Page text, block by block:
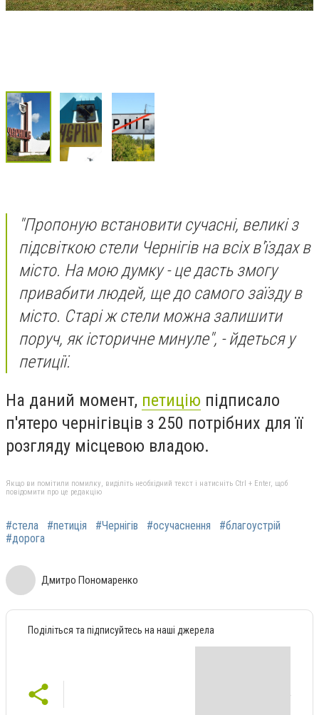
"Пропоную встановити сучасні, великі з
підсвіткою стели Чернігів на всіх в'їздах в
місто. На мою думку - це дасть змогу
привабити людей, ще до самого заїзду в
місто. Старі ж стели можна залишити
поруч, як історичне минуле", - йдеться у
петиції.
На даний момент, петицію підписало
п'ятеро чернігівців з 250 потрібних для її
розгляду місцевою владою.
Якщо ви помітили помилку, виділіть необхідний текст і натисніть Ctrl + Enter, щоб
повідомити про це редакцію
#стела #петиція #Чернігів #осучаснення
#благоустрій
#дорога
Дмитро Пономаренко
Поділіться та підписуйтесь на наші джерела